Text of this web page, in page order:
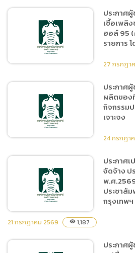
จัดซื้อจัดจ้างหรือผู้ได้รับการ
สัญญาหรือข้อตกลงเป็น
หนังสือ รายไตรมาส
(ปีงบประมาณ พ.ศ. ๒๕๖๙
ไตรมาสที่ ๓)
ประกาศผู้ชนะการเสนอราคา
ซื้อน้ำมันเชื้อเพลิงชนิดดีเซล
และชนิดแก๊สโซฮอล์ 95 (ครั้ง
ที่ 11/2569)จำนวน 2 รายการ
ประกาศ
เชื้อเพลิ
ฮอล์ 95 (
รายการ
27 กรกฎา
ประกาศผู้ชนะการเสนอราคา
จ้างผลิตของที่ระลึก เพื่อ
สนับสนุนกิจกรรม
ประชาสัมพันธ์ โดยวิธีเฉพาะ
เจาะจง
ประกาศผู้
ผลิตของ
กิจกรรม
เจาะจง
24 กรกฎา
ประกาศ
จัดจ้าง ป
พ.ศ
ประชาสั
กรุงเทพฯ
21 กรกฎาคม 2569 visibility 1,187
ประกาศ